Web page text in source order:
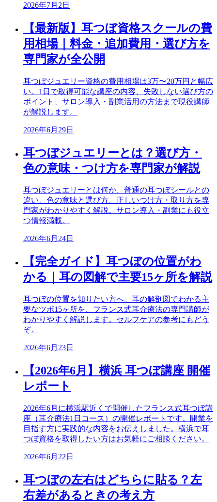
2026年7月2日
【最新版】耳つぼ資格スクールの費
用相場｜料金・追加費用・選び方を
専門家が全公開
耳つぼジュエリー資格の費用相場は3万〜20万円と幅広
い。1日で取得可能な講座の内容、失敗しない選び方の
ポイント、サロン導入・副業活用の方法まで現役講師
が解説します。
2026年6月29日
耳つぼジュエリーとは？選び方・
色の意味・つけ方を専門家が解説
耳つぼジュエリーとは何か、普通の耳つぼシールとの
違い、色の意味と選び方、正しいつけ方・取り方を専
門家がわかりやすく解説。サロン導入・副業にも役立
つ情報満載。
2026年6月24日
【完全ガイド】耳つぼの位置がわ
かる｜耳の図解で主要15ヶ所を解説
耳つぼの位置を知りたい方へ。耳の解剖図でわかる主
要なツボ15ヶ所を、フランス式耳介療法の専門講師が
わかりやすく解説します。セルフケアの参考にもどう
ぞ。
2026年6月23日
【2026年6月】横浜 耳つぼ講座 開催
レポート
2026年6月に横浜駅近くで開催したフランス式耳つぼ講
座（耳介療法1日コース）の開催レポートです。開業を
目指す方に実践的な内容をお伝えしました。横浜で耳
つぼ資格を取得したい方はお気軽にご相談ください。
2026年6月22日
耳つぼの左右はどちらに貼る？左
右差があるときの考え方